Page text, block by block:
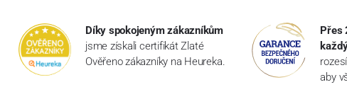
Díky spokojeným zákazníkům
jsme získali certifikát Zlaté
Ověřeno zákazníky na Heureka.
Přes
aby